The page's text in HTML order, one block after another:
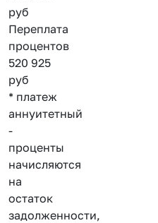
руб
Переплата
процентов
520 925
руб
* платеж
аннуитетный
-
проценты
начисляются
на
остаток
задолженности,